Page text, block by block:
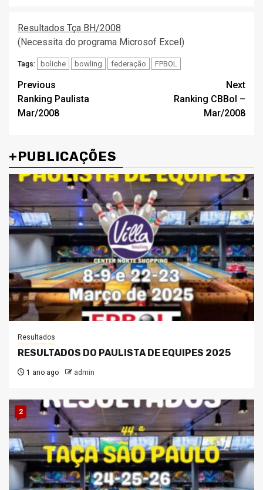
Resultados Tça BH/2008
(Necessita do programa Microsof Excel)
Tags: boliche bowling federação FPBOL
Post
navigation
Previous
Ranking Paulista
Mar/2008
Next
Ranking CBBol –
Mar/2008
+PUBLICAÇÕES
Resultados
RESULTADOS DO PAULISTA DE EQUIPES 2025
1 ano ago admin
2